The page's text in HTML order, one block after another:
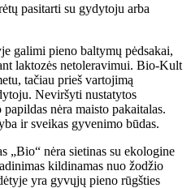
pasitarti su gydytoju arba
galimi pieno baltymų pėdsakai,
laktozės netoleravimui. Bio-Kult
tačiau prieš vartojimą
Neviršyti nustatytos
nėra maisto pakaitalas.
ir sveikas gyvenimo būdas.
„Bio“ nėra sietinas su ekologine
kildinamas nuo žodžio
yra gyvųjų pieno rūgšties